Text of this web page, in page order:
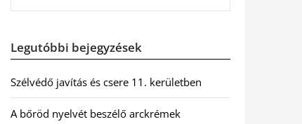
Legutóbbi bejegyzések
Szélvédő javítás és csere 11. kerületben
A bőröd nyelvét beszélő arckrémek